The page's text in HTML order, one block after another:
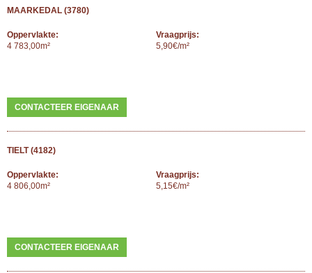
MAARKEDAL (3780)
Oppervlakte:
4 783,00m²
Vraagprijs:
5,90€/m²
CONTACTEER EIGENAAR
TIELT (4182)
Oppervlakte:
4 806,00m²
Vraagprijs:
5,15€/m²
CONTACTEER EIGENAAR